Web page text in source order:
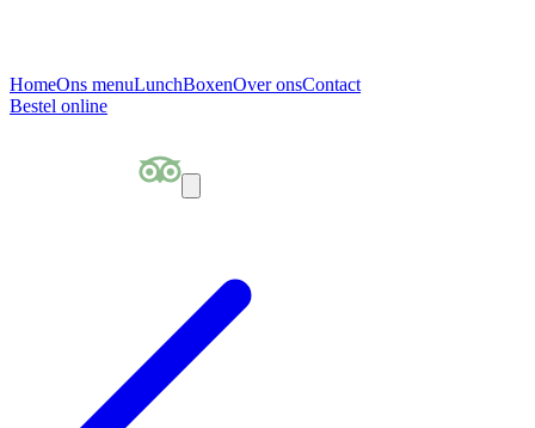
HomeOns menuLunchBoxenOver onsContact
Bestel online